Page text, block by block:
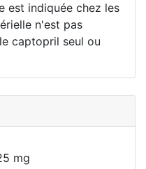
est indiquée chez les
n'est pas
captopril seul ou
mg